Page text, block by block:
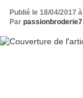
Publié le 18/04/2017
Par passionbroderie7